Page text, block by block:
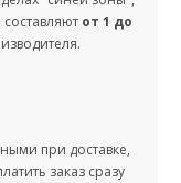
от 1 до
при доставке,
заказ сразу